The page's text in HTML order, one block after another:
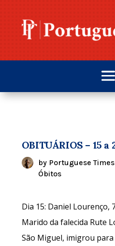
OBITUÁRIOS – 15
by Portuguese Times
Óbitos
Dia 15: Daniel Lourenço,
Marido da falecida Rute
São Miguel, imigrou